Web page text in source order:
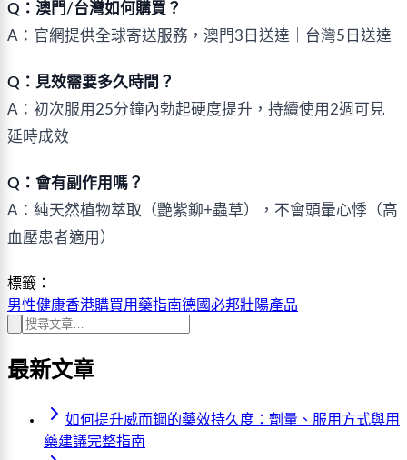
Q：澳門/台灣如何購買？
A：官網提供全球寄送服務，澳門3日送達｜台灣5日送達
Q：見效需要多久時間？
A：初次服用25分鐘內勃起硬度提升，持續使用2週可見
延時成效
Q：會有副作用嗎？
A：純天然植物萃取（艷紫鉚+蟲草），不會頭暈心悸（高
血壓患者適用）
標籤：
男性健康香港購買用藥指南德國必邦壯陽產品
最新文章
如何提升威而鋼的藥效持久度：劑量、服用方式與用
藥建議完整指南